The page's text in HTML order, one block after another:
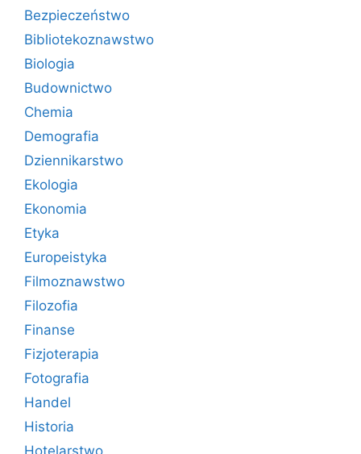
Bezpieczeństwo
Bibliotekoznawstwo
Biologia
Budownictwo
Chemia
Demografia
Dziennikarstwo
Ekologia
Ekonomia
Etyka
Europeistyka
Filmoznawstwo
Filozofia
Finanse
Fizjoterapia
Fotografia
Handel
Historia
Hotelarstwo